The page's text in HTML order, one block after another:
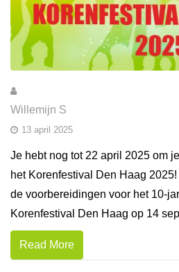
Willemijn S
13 april 2025
Je hebt nog tot 22 april 2025 om
het Korenfestival Den Haag
de voorbereidingen voor het 10-
Korenfestival Den Haag op 14
Read More